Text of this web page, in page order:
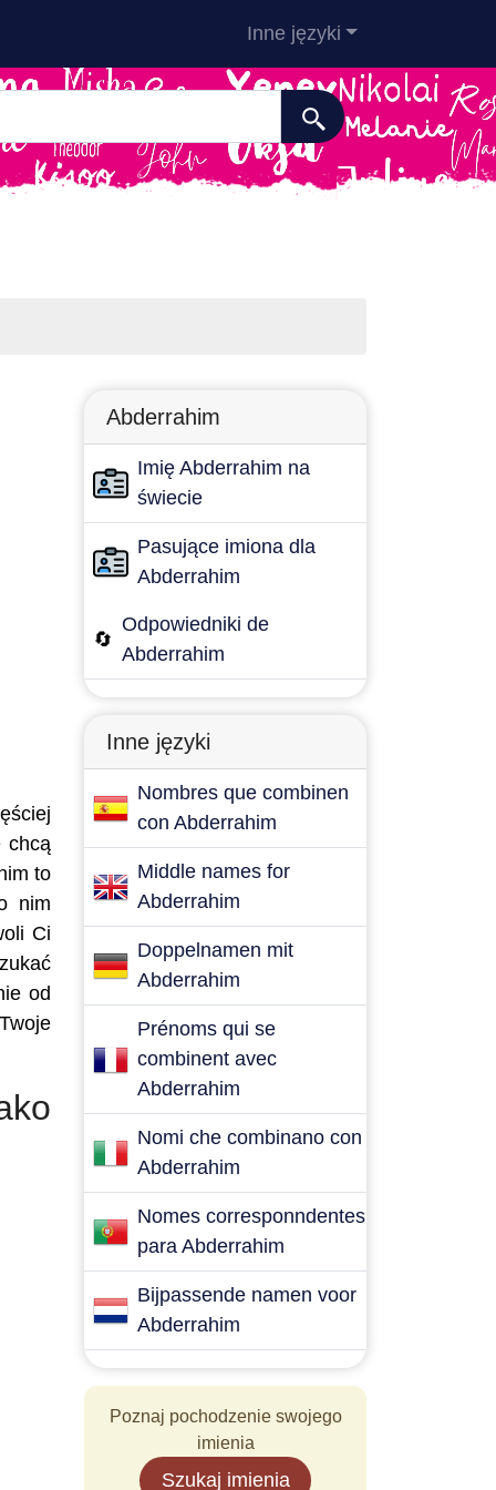
Inne języki
chcą
to
nim
Ci
od
Abderrahim
Imię Abderrahim na
świecie
Pasujące imiona dla
Abderrahim
🔄
Odpowiedniki de
Abderrahim
Inne języki
Nombres que combinen
con Abderrahim
Middle names for
Abderrahim
Doppelnamen mit
Abderrahim
Prénoms qui se
combinent avec
Abderrahim
Nomi che combinano con
Abderrahim
Nomes corresponndentes
para Abderrahim
Bijpassende namen voor
Abderrahim
Poznaj pochodzenie swojego
imienia
Szukaj imienia